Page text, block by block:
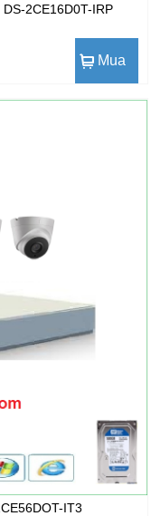
2CE16D0T-IRP
Mua
IT3